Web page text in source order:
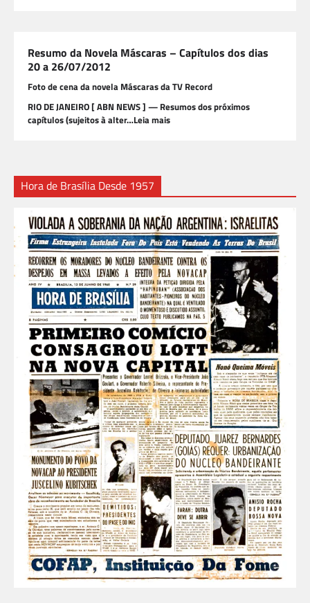
Resumo da Novela Máscaras – Capítulos dos dias
20 a 26/07/2012
Foto de cena da novela Máscaras da TV Record
RIO DE JANEIRO [ ABN NEWS ] — Resumos dos próximos
capítulos (sujeitos à alter…Leia mais
Hora de Brasília Desde 1957